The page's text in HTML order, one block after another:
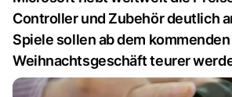
Controller und Zubehör deutlich
Spiele sollen ab dem kommenden
Weihnachtsgeschäft teurer